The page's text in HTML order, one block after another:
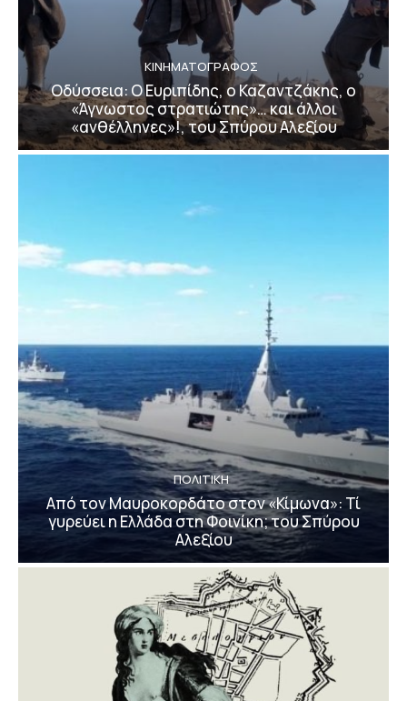
ΚΙΝΗΜΑΤΟΓΡΆΦΟΣ
Οδύσσεια: Ο Ευριπίδης, ο Καζαντζάκης, ο
«Άγνωστος στρατιώτης»… και άλλοι
«ανθέλληνες»!, του Σπύρου Αλεξίου
ΠΟΛΙΤΙΚΗ
Από τον Μαυροκορδάτο στον «Κίμωνα»: Τί
γυρεύει η Ελλάδα στη Φοινίκη; του Σπύρου
Αλεξίου